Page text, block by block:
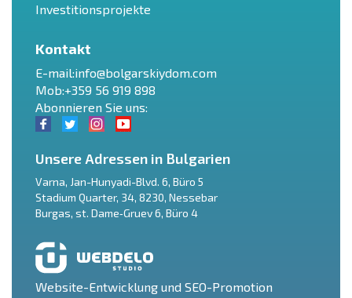
Investitionsprojekte
Kontakt
E-mail:info@bolgarskiydom.com
Mob:+359 56 919 898
Abonnieren Sie uns:
Unsere Adressen in Bulgarien
Varna, Jan-Hunyadi-Blvd. 6, Büro 5
Stadium Quarter, 34, 8230, Nessebar
Burgas, st. Dame‑Gruev 6, Büro 4
Website-Entwicklung und SEO-Promotion